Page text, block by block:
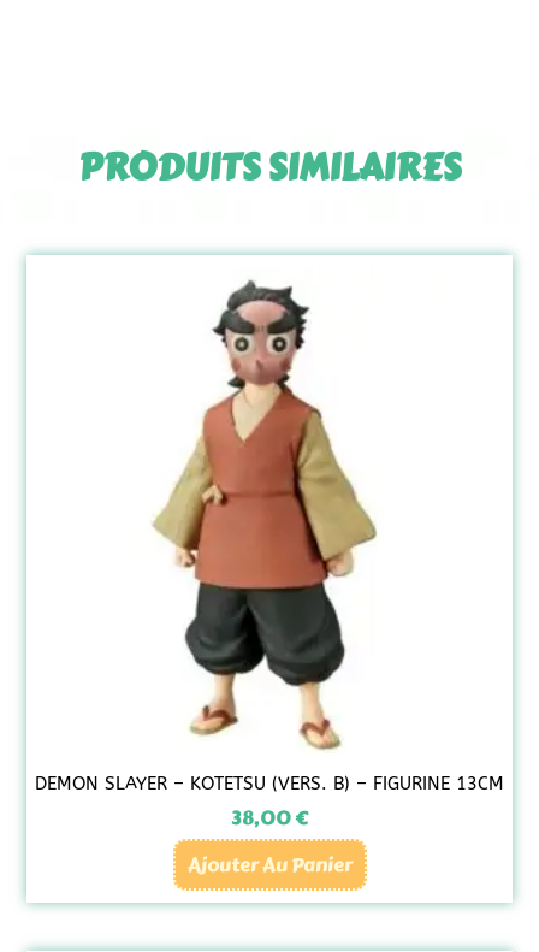
PRODUITS SIMILAIRES
DEMON SLAYER – KOTETSU (VERS. B) – FIGURINE 13CM
38,00€
Ajouter Au Panier